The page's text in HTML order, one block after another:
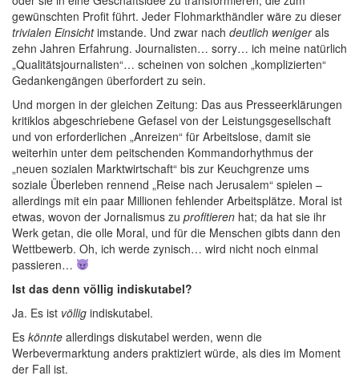
gewünschten Profit führt. Jeder Flohmarkthändler wäre zu dieser
trivialen Einsichtimstande. Und zwar nach deutlich wenigerals
zehn Jahren Erfahrung. Journalisten… sorry… ich meine natürlich
„Qualitätsjournalisten“… scheinen von solchen „komplizierten“
Gedankengängen überfordert zu sein.
Und morgen in der gleichen Zeitung: Das aus Presseerklärungen
kritiklos abgeschriebene Gefasel von der Leistungsgesellschaft
und von erforderlichen „Anreizen“ für Arbeitslose, damit sie
weiterhin unter dem peitschenden Kommandorhythmus der
„neuen sozialen Marktwirtschaft“ bis zur Keuchgrenze ums
soziale Überleben rennend „Reise nach Jerusalem“ spielen –
allerdings mit ein paar Millionen fehlender Arbeitsplätze. Moral ist
etwas, wovon der Jornalismus zu profitieren hat; da hat sie ihr
Werk getan, die olle Moral, und für die Menschen gibts dann den
Wettbewerb. Oh, ich werde zynisch… wird nicht noch einmal
passieren…
Ist das denn völlig indiskutabel?
Ja. Es ist völlig indiskutabel.
Es könnte allerdings diskutabel werden, wenn die
Werbevermarktung anders praktiziert würde, als dies im Moment
der Fall ist.